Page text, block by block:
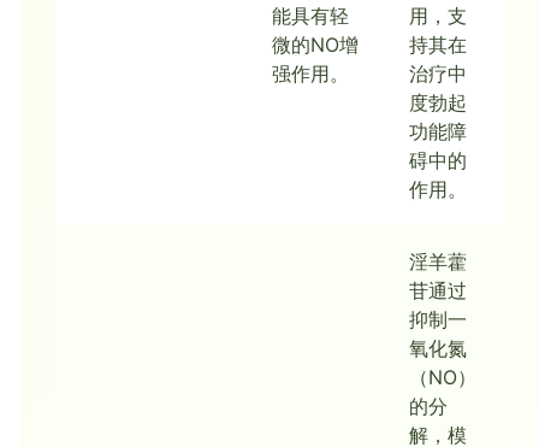
能具有轻
微的NO增
强作用。
用，支
持其在
治疗中
度勃起
功能障
碍中的
作用。
淫羊藿
苷通过
抑制一
氧化氮
（NO）
的分
解，模